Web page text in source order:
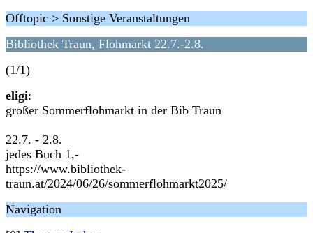
Offtopic > Sonstige Veranstaltungen
Bibliothek Traun, Flohmarkt 22.7.-2.8.
(1/1)
eligi:
großer Sommerflohmarkt in der Bib Traun
22.7. - 2.8.
jedes Buch 1,-
https://www.bibliothek-
traun.at/2024/06/26/sommerflohmarkt2025/
Navigation